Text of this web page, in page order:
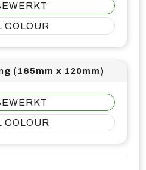
COLOUR
(165mm x 120mm)
COLOUR